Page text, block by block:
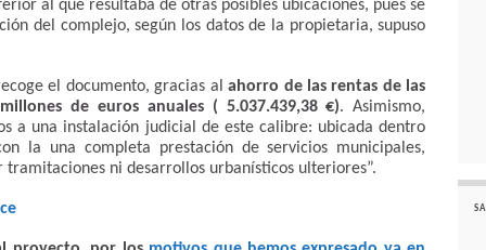
al que resultaba de otras posibles ubicaciones, pues se
del complejo, según los datos de la propietaria, supuso
el documento, gracias alahorro de las rentas de las
de euros anuales ( 5.037.439,38 €). Asimismo,
a una instalación judicial de este calibre: ubicada dentro
la una completa prestación de servicios municipales,
ni desarrollos urbanísticos ulteriores”.